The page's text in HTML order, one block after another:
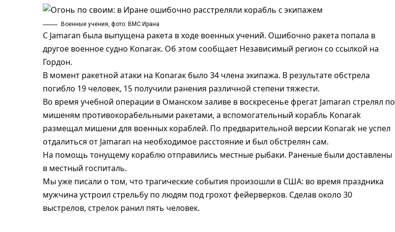
Военные учения, фото: ВМС Ирана
С Jamaran была выпущена ракета в ходе военных учений. Ошибочно ракета попала в
другое военное судно Konaraк. Об этом сообщает Независимый регион со ссылкой на
Гордон.
В момент ракетной атаки на Konaraк было 34 члена экипажа. В результате обстрела
погибло 19 человек, 15 получили ранения различной степени тяжести.
Во время учебной операции в Оманском заливе в воскресенье фрегат Jamaran стрелял по
мишеням противокорабельными ракетами, а вспомогательный корабль Konarak
размещал мишени для военных кораблей. По предварительной версии Konarak не успел
отдалиться от Jamaran на необходимое расстояние и был обстрелян сам.
На помощь тонущему кораблю отправились местные рыбаки. Раненые были доставлены
в местный госпиталь.
Мы уже писали о том, что трагические события произошли в США: во время праздника
мужчина устроил стрельбу по людям под грохот фейерверков. Сделав около 30
выстрелов, стрелок ранил пять человек.